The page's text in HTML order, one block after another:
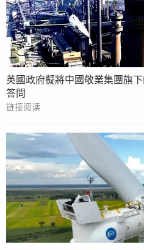
英國政府擬將中國敬業集團旗
答問
链接阅读